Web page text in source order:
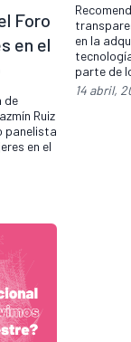
Foro
en el
de
Ruiz
panelista
en el
en la
parte de
14 abril,